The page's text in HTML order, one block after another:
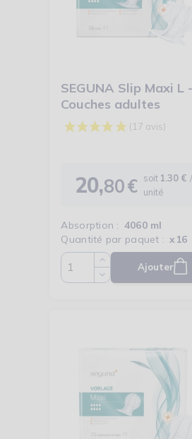
SEGUNA Slip Maxi L -
Couches adultes
Prix
20,80€ soit 1.30 € /
unité
Absorption : 4060 ml
Quantité par paquet : x16
QuantitéAjouter